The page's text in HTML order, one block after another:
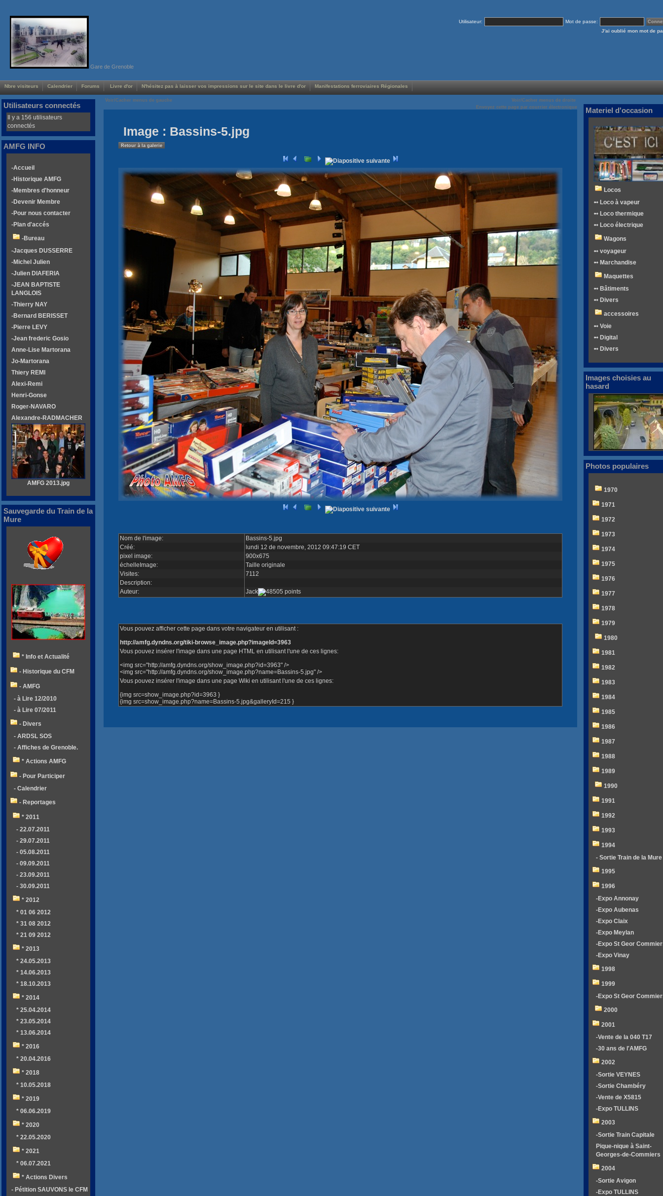
Gare de Grenoble
Utilisateur:
Mot de passe:
J'ai oublié mon mot de
Nbre visiteurs Calendrier Forums Livre d'or N'hésitez pas à laisser vos impressions sur le site dans le livre d'or Manifestations ferroviaires Régionales
Voir/Cacher menus de gauche
Voir/Cacher menus de droite
Envoyez cette page par courrier électronique
Image : Bassins-5.jpg
Retour à la galerie
Nom de l'image:
Bassins-5.jpg
Créé:
lundi 12 de novembre, 2012 09:47:19 CET
pixel image:
900x675
échelleImage:
Taille originale
Visites:
7112
Description:
Auteur:
Jack
Vous pouvez afficher cette page dans votre navigateur en utilisant :
http://amfg.dyndns.org/tiki-browse_image.php?imageId=3963
Vous pouvez insérer l'image dans une page HTML en utilisant l'une de ces lignes:
<img src="http://amfg.dyndns.org/show_image.php?id=3963" />
<img src="http://amfg.dyndns.org/show_image.php?name=Bassins-5.jpg" />
Vous pouvez insérer l'image dans une page Wiki en utilisant l'une de ces lignes:
{img src=show_image.php?id=3963 }
{img src=show_image.php?name=Bassins-5.jpg&galleryId=215 }
Utilisateurs connectés
Il y a 156 utilisateurs
connectés
AMFG INFO
-Accueil
-Historique AMFG
-Membres d'honneur
-Devenir Membre
-Pour nous contacter
-Plan d'accés
-Bureau
-Jacques DUSSERRE
-Michel Julien
-Julien DIAFERIA
-JEAN BAPTISTE
LANGLOIS
-Thierry NAY
-Bernard BERISSET
-Pierre LEVY
-Jean frederic Gosio
Anne-Lise Martorana
Jo-Martorana
Thiery REMI
Alexi-Remi
Henri-Gonse
Roger-NAVARO
Alexandre-RADMACHER
AMFG 2013.jpg
Sauvegarde du Train de la
Mure
* Info et Actualité
- Historique du CFM
- AMFG
- à Lire 12/2010
- à Lire 07/2011
- Divers
- ARDSL SOS
- Affiches de Grenoble.
* Actions AMFG
- Pour Participer
- Calendrier
- Reportages
* 2011
- 22.07.2011
- 29.07.2011
- 05.08.2011
- 09.09.2011
- 23.09.2011
- 30.09.2011
* 2012
* 01 06 2012
* 31 08 2012
* 21 09 2012
* 2013
* 24.05.2013
* 14.06.2013
* 18.10.2013
* 2014
* 25.04.2014
* 23.05.2014
* 13.06.2014
* 2016
* 20.04.2016
* 2018
* 10.05.2018
* 2019
* 06.06.2019
* 2020
* 22.05.2020
* 2021
* 06.07.2021
* Actions Divers
- Pétition SAUVONS le CFM
Materiel d'occasion
Locos
➻ Loco à vapeur
➻ Loco thermique
➻ Loco électrique
Wagons
➻ voyageur
➻ Marchandise
Maquettes
➻ Bâtiments
➻ Divers
accessoires
➻ Voie
➻ Digital
➻ Divers
Images choisies au
hasard
Photos populaires
1970
1971
1972
1973
1974
1975
1976
1977
1978
1979
1980
1981
1982
1983
1984
1985
1986
1987
1988
1989
1990
1991
1992
1993
1994
- Sortie Train de la Mure
1995
1996
-Expo Annonay
-Expo Aubenas
-Expo Claix
-Expo Meylan
-Expo St Geor
-Expo Vinay
1998
1999
-Expo St Geor
2000
2001
-Vente de la 040 T17
-30 ans de l'AMFG
2002
-Sortie VEYNES
-Sortie Chambéry
-Vente de X5815
-Expo TULLINS
2003
-Sortie Train Capitale
Pique-nique à Saint-
Georges-de-Commiers
2004
-Sortie Avigon
-Expo TULLINS